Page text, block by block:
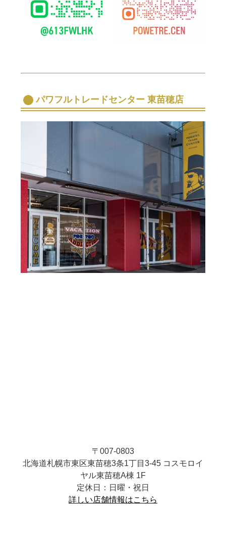
パワフルトレードセンター 東苗穂店
〒007-0803
北海道札幌市東区東苗穂3条1丁目3-45 コスモロイ
ヤル東苗穂A棟 1F
定休日：日曜・祝日
詳しい店舗情報はこちら